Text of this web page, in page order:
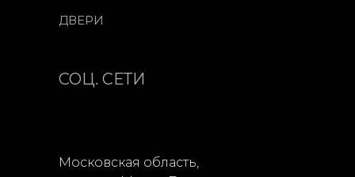
СОЦ. СЕТИ
Московская область,
ДВЕРИ